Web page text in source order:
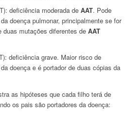
deficiência moderada de AAT. Pode
doença pulmonar, principalmente se for
duas mutações diferentes de AAT
deficiência grave. Maior risco de
doença e é portador de duas cópias da
as hipóteses que cada filho terá de
os pais são portadores da doença: